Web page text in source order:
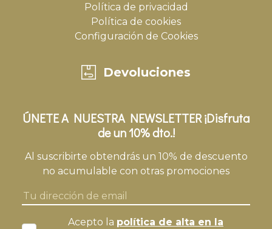
Política de privacidad
Política de cookies
Configuración de Cookies
Devoluciones
ÚNETE A NUESTRA NEWSLETTER ¡Disfruta
de un 10% dto.!
Al suscribirte obtendrás un 10% de descuento
no acumulable con otras promociones
Acepto la política de alta en la